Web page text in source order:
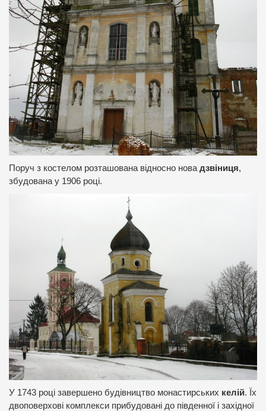
Поруч з костелом розташована відносно новадзвіниця,
збудована у 1906 році.
У 1743 році завершено будівництво монастирських келій. Їх
двоповерхові комплекси прибудовані до південної і західної